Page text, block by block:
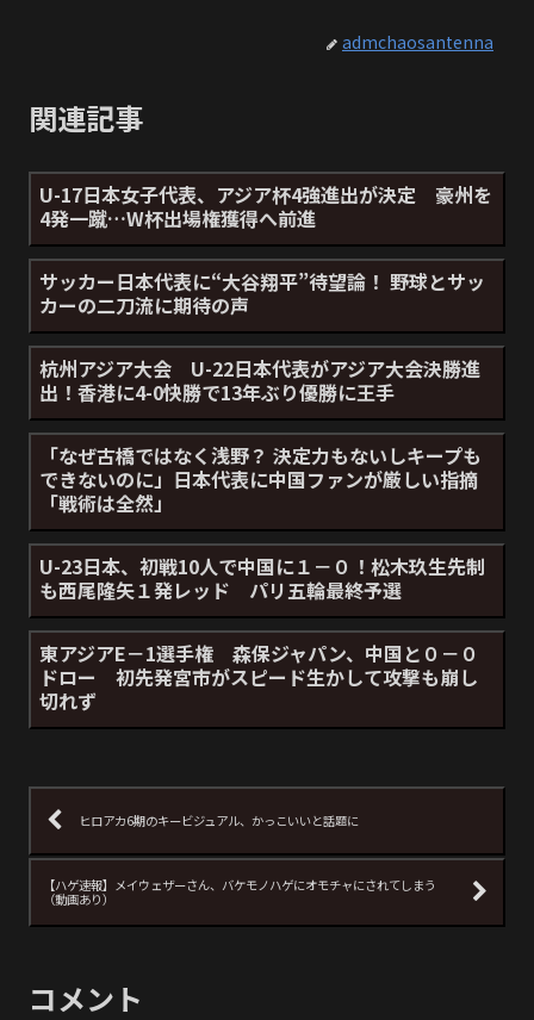
admchaosantenna
関連記事
U-17日本女子代表、アジア杯4強進出が決定 豪州を
4発一蹴…W杯出場権獲得へ前進
サッカー日本代表に“大谷翔平”待望論！ 野球とサッ
カーの二刀流に期待の声
杭州アジア大会 U-22日本代表がアジア大会決勝進
出！香港に4-0快勝で13年ぶり優勝に王手
「なぜ古橋ではなく浅野？ 決定力もないしキープも
できないのに」日本代表に中国ファンが厳しい指摘
「戦術は全然」
U-23日本、初戦10人で中国に１－０！松木玖生先制
も西尾隆矢１発レッド パリ五輪最終予選
東アジアE－1選手権 森保ジャパン、中国と０－０
ドロー 初先発宮市がスピード生かして攻撃も崩し
切れず
ヒロアカ6期のキービジュアル、かっこいいと話題に
【ハゲ速報】メイウェザーさん、バケモノハゲにオモチャにされてしまう
（動画あり）
コメント